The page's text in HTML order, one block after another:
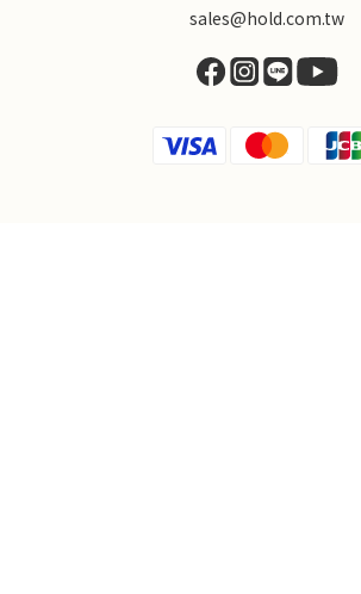
sales@hold.com.tw